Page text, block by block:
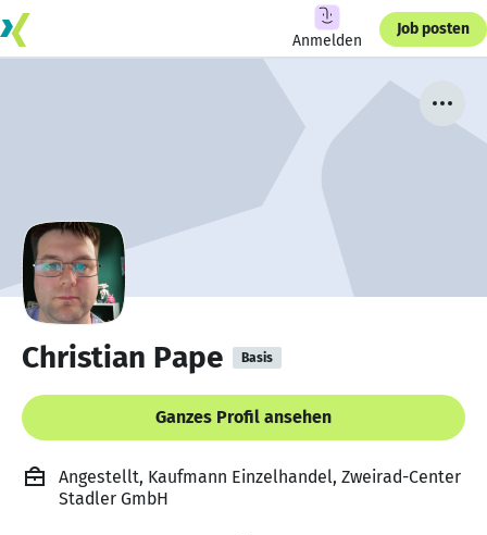
Anmelden
Job posten
Christian Pape Basis
Ganzes Profil ansehen
Angestellt, Kaufmann Einzelhandel, Zweirad-Center
Stadler GmbH